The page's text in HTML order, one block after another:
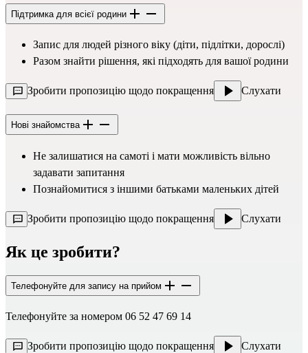
Підтримка для всієї родини
Запис для людей різного віку (діти, підлітки, дорослі)
Разом знайти рішення, які підходять для вашої родини
Зробити пропозицію щодо покращення Слухати
Нові знайомства
Не залишатися на самоті і мати можливість вільно
задавати запитання
Познайомитися з іншими батьками маленьких дітей
Зробити пропозицію щодо покращення Слухати
Як це зробити?
Телефонуйте для запису на прийом
Телефонуйте за номером 06 52 47 69 14
Зробити пропозицію щодо покращення Слухати